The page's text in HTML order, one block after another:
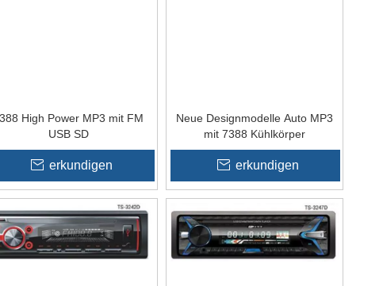
High Power MP3 mit FM
USB SD
erkundigen
Neue Designmodelle Auto MP3
mit 7388 Kühlkörper
erkundigen